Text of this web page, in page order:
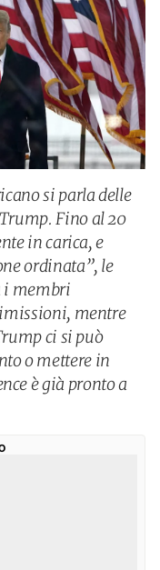
si parla delle
Fino al 20
in carica, e
ordinata”, le
i membri
mentre
ci si può
o mettere in
è già pronto a